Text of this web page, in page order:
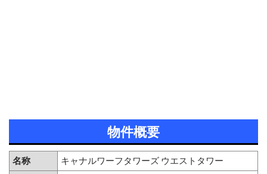
物件概要
名称
キャナルワーフタワーズ ウエストタワー